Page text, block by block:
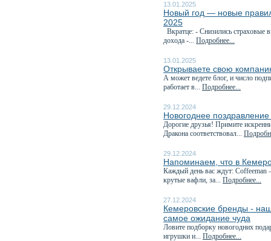
13.01.2025
Новый год — новые
2025
Вкратце: - Снизились страховые
дохода -... Подробнее...
13.01.2025
Открываете свою
А может ведете блог, и число
работает в... Подробнее...
29.12.2024
Новогоднее
Дорогие друзья! Примите
Дракона соответствовал...
29.12.2024
Напоминаем, что в
Каждый день вас ждут: Coffeeman
крутые вафли, за... Подробнее...
27.12.2024
Кемеровские бренды -
самое ожидание чуда
Ловите подборку новогодних
игрушки и... Подробнее...